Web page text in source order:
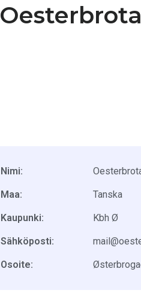
Nimi:
Maa:
Kaupunki:
Sähköposti:
Osoite:
Tanska
Kbh Ø